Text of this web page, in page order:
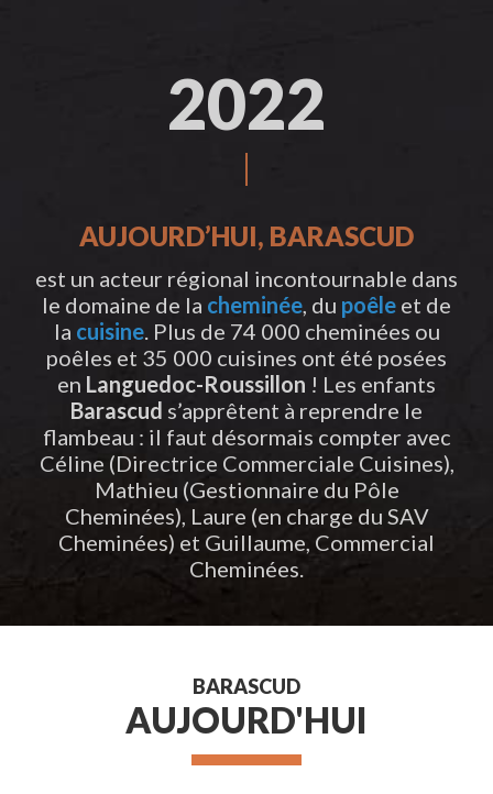
2022
AUJOURD’HUI, BARASCUD
est un acteur régional incontournable dans
le domaine de la cheminée, du poêle et de
la cuisine. Plus de 74 000 cheminées ou
poêles et 35 000 cuisines ont été posées
en Languedoc-Roussillon ! Les enfants
Barascud s’apprêtent à reprendre le
flambeau : il faut désormais compter avec
Céline (Directrice Commerciale Cuisines),
Mathieu (Gestionnaire du Pôle
Cheminées), Laure (en charge du SAV
Cheminées) et Guillaume, Commercial
Cheminées.
BARASCUD
AUJOURD'HUI